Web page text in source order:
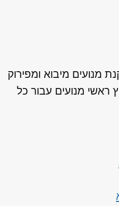
מנועים מיבוא ומפירוק
ראשי מנועים עבור כל